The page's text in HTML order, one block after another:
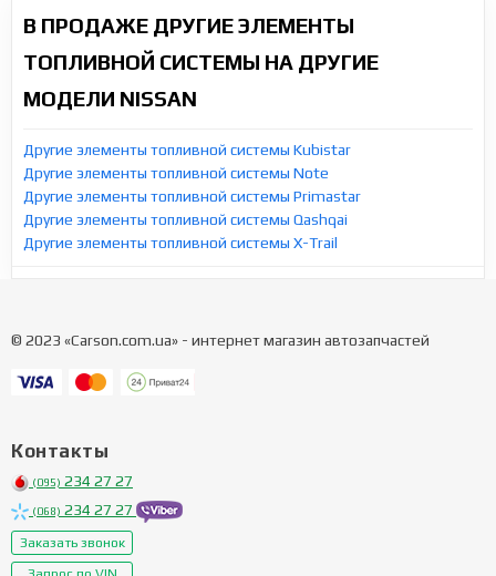
В ПРОДАЖЕ ДРУГИЕ ЭЛЕМЕНТЫ
ТОПЛИВНОЙ СИСТЕМЫ НА ДРУГИЕ
МОДЕЛИ NISSAN
Другие элементы топливной системы Kubistar
Другие элементы топливной системы Note
Другие элементы топливной системы Primastar
Другие элементы топливной системы Qashqai
Другие элементы топливной системы X-Trail
© 2023 «Carson.com.ua» - интернет магазин автозапчастей
Контакты
(095) 234 27 27
(068) 234 27 27
Заказать звонок